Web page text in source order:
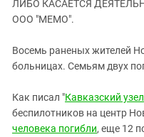
Российская Федерация
Северная Осетия - Алания
Ставропольский край
Чечня
ЛИБО КАСАЕТСЯ
ООО "МЕМО".
Восемь раненых жителей
больницах. Семьям двух
Как писал "Кавказский узел
беспилотников на центр
человека погибли, еще 12